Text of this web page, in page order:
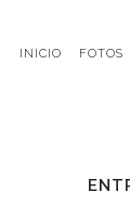
INICIO FOTOS